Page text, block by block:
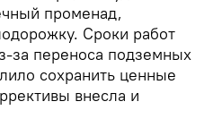
променад,
Сроки работ
за переноса подземных
сохранить ценные
внесла и